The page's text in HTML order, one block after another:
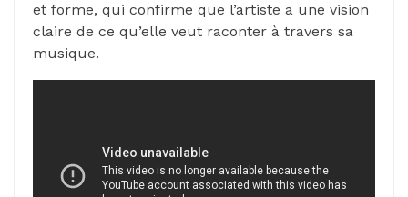
et forme, qui confirme que l’artiste a une vision
claire de ce qu’elle veut raconter à travers sa
musique.